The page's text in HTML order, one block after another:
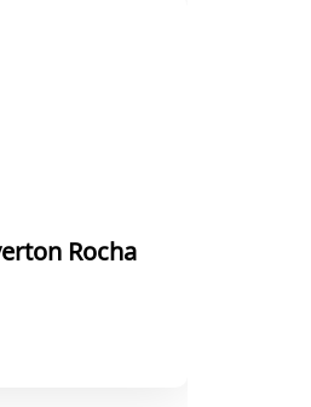
Rocha